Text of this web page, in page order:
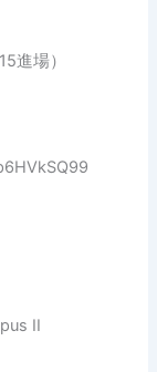
進場）
II